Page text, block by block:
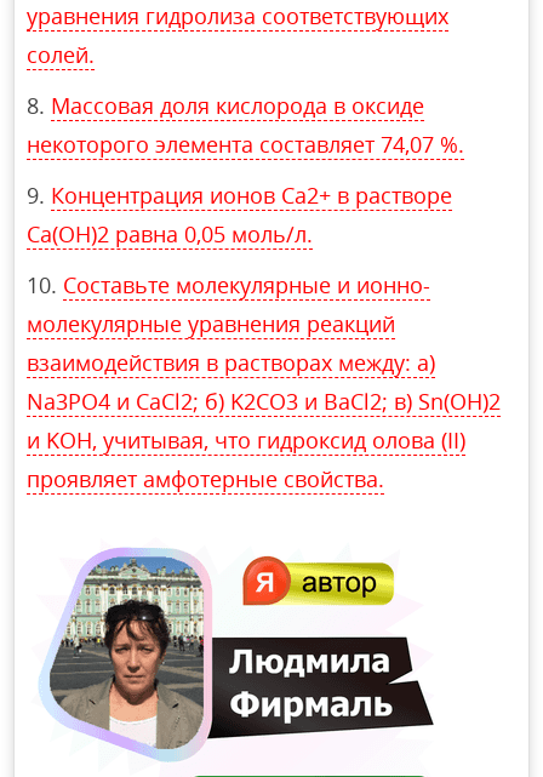
уравнения гидролиза соответствующих
солей.
Массовая доля кислорода в оксиде
некоторого элемента составляет 74,07 %.
Концентрация ионов Ca2+ в растворе
Ca(OH)2 равна 0,05 моль/л.
Составьте молекулярные и ионно-
молекулярные уравнения реакций
взаимодействия в растворах между: а)
Na3PO4 и CaCl2; б) K2CO3 и BaCl2; в) Sn(OH)2
и KOH, учитывая, что гидроксид олова (II)
проявляет амфотерные свойства.